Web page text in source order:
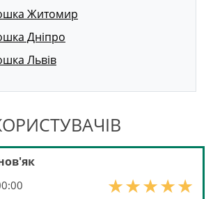
Житомир
Дніпро
Львів